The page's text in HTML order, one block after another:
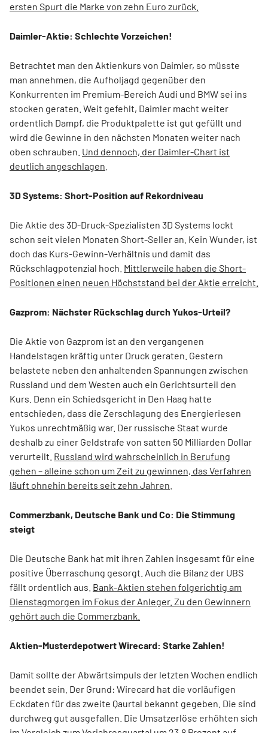
ersten Spurt die Marke von zehn Euro zurück.
Daimler-Aktie: Schlechte Vorzeichen!
Betrachtet man den Aktienkurs von Daimler, so müsste
man annehmen, die Aufholjagd gegenüber den
Konkurrenten im Premium-Bereich Audi und BMW sei ins
stocken geraten. Weit gefehlt, Daimler macht weiter
ordentlich Dampf, die Produktpalette ist gut gefüllt und
wird die Gewinne in den nächsten Monaten weiter nach
oben schrauben. Und dennoch, der Daimler-Chart ist
deutlich angeschlagen
3D Systems: Short-Position auf Rekordniveau
Die Aktie des 3D-Druck-Spezialisten 3D Systems lockt
schon seit vielen Monaten Short-Seller an. Kein Wunder, ist
doch das Kurs-Gewinn-Verhältnis und damit das
Rückschlagpotenzial hoch. Mittlerweile haben die Short-
Positionen einen neuen Höchststand bei der Aktie erreicht.
Gazprom: Nächster Rückschlag durch Yukos-Urteil?
Die Aktie von Gazprom ist an den vergangenen
Handelstagen kräftig unter Druck geraten. Gestern
belastete neben den anhaltenden Spannungen zwischen
Russland und dem Westen auch ein Gerichtsurteil den
Kurs. Denn ein Schiedsgericht in Den Haag hatte
entschieden, dass die Zerschlagung des Energieriesen
Yukos unrechtmäßig war. Der russische Staat wurde
deshalb zu einer Geldstrafe von satten 50 Milliarden Dollar
verurteilt. Russland wird wahrscheinlich in Berufung
gehen – alleine schon um Zeit zu gewinnen, das Verfahren
läuft ohnehin bereits seit zehn Jahren
Commerzbank, Deutsche Bank und Co: Die Stimmung
steigt
Die Deutsche Bank hat mit ihren Zahlen insgesamt für eine
positive Überraschung gesorgt. Auch die Bilanz der UBS
fällt ordentlich aus. Bank-Aktien stehen folgerichtig am
Dienstagmorgen im Fokus der Anleger. Zu den Gewinnern
gehört auch die Commerzbank.
Aktien-Musterdepotwert Wirecard: Starke Zahlen!
Damit sollte der Abwärtsimpuls der letzten Wochen endlich
beendet sein. Der Grund: Wirecard hat die vorläufigen
Eckdaten für das zweite Qaurtal bekannt gegeben. Die sind
durchweg gut ausgefallen. Die Umsatzerlöse erhöhten sich